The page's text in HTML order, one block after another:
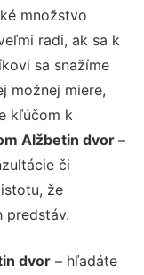
množstvo
radi, ak sa k
sa snažíme
možnej miere,
kľúčom k
Alžbetin dvor –
či
že
predstáv.
dvor – hľadáte